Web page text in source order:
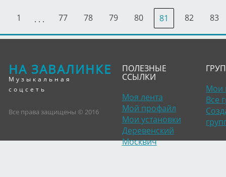
1 . . . 77 78 79 80 81 82 83
НА ЗАВАЛИНКЕ
Музыкальная
соцсеть
Все права защищены © 2016
ПОЛЕЗНЫЕ
ССЫЛКИ
Моя лента
Мой профайл
Мои установки
Деревенский
Москвич
Мои
Все